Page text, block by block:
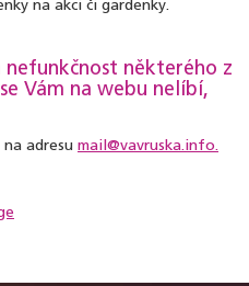
na akci či gardenky.
nefunkčnost některého z
Vám na webu nelíbí,
adresu mail@vavruska.info.